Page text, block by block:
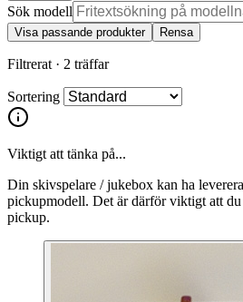
Sök modell
Visa passande produkter Rensa
Filtrerat · 2 träffar
Sortering
Viktigt att tänka på...
Din skivspelare / jukebox kan ha
pickupmodell. Det är därför viktigt att
pickup.